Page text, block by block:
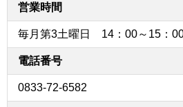
営業時間
毎月第3土曜日 14：00～15：
電話番号
0833-72-6582